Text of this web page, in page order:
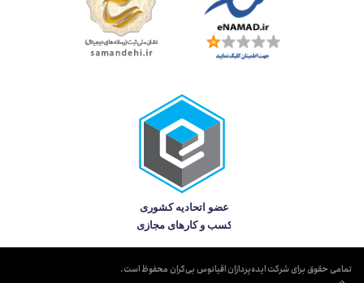
تمامی حقوق برای شرکت ایده‌پردازان اقیانوس بی‌کران محفوظ است.